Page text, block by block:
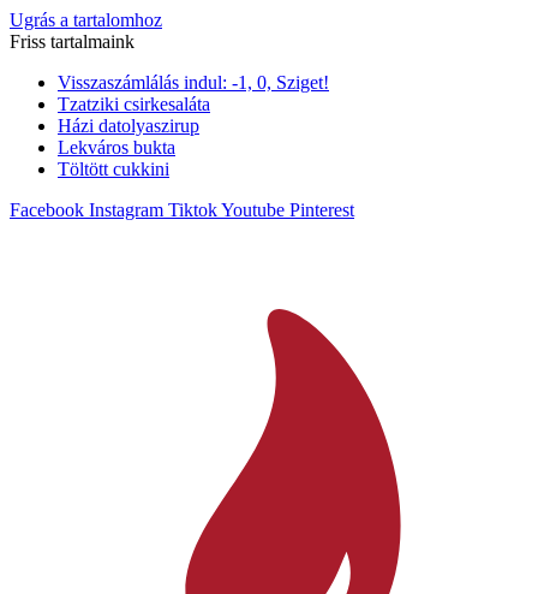
Ugrás a tartalomhoz
Friss tartalmaink
Visszaszámlálás indul: -1, 0, Sziget!
Tzatziki csirkesaláta
Házi datolyaszirup
Lekváros bukta
Töltött cukkini
Facebook Instagram TiktokYoutube Pinterest